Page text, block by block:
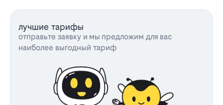
лучшие тарифы
отправьте заявку и мы предложим для вас
наиболее выгодный тариф